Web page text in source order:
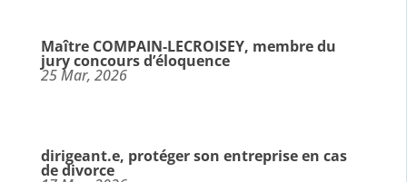
Maître COMPAIN-LECROISEY, membre du
jury concours d’éloquence
25 Mar, 2026
dirigeant.e, protéger son entreprise en cas
de divorce